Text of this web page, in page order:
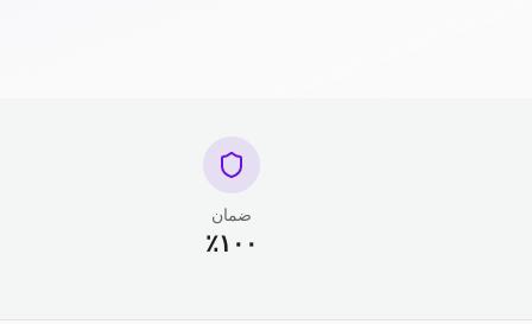
ضمان
١٠٠٪